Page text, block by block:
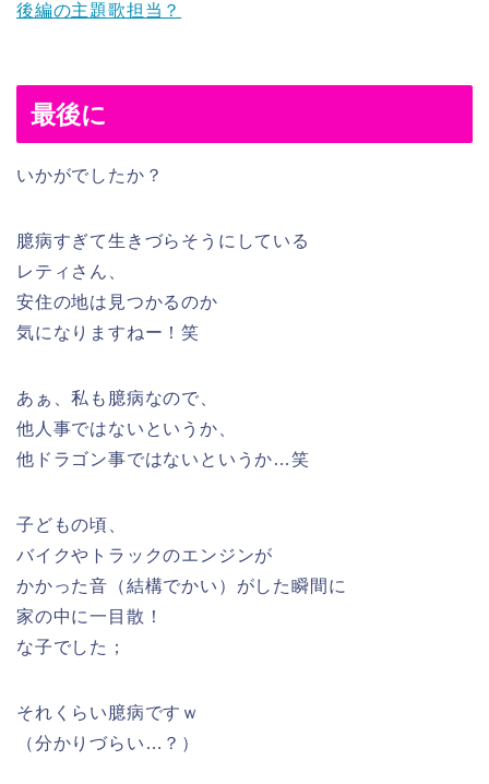
後編の主題歌担当？
最後に
いかがでしたか？
臆病すぎて生きづらそうにしている
レティさん、
安住の地は見つかるのか
気になりますねー！笑
あぁ、私も臆病なので、
他人事ではないというか、
他ドラゴン事ではないというか…笑
子どもの頃、
バイクやトラックのエンジンが
かかった音（結構でかい）がした瞬間に
家の中に一目散！
な子でした；
それくらい臆病ですｗ
（分かりづらい…？）